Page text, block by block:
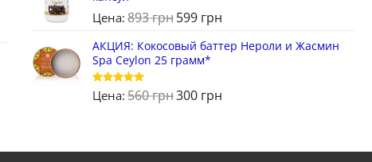
Цена: 893грн599 грн
АКЦИЯ: Кокосовый баттер Нероли и Жасмин
Spa Ceylon 25 грамм*
Оценка5
из 5
Цена: 560грн300 грн